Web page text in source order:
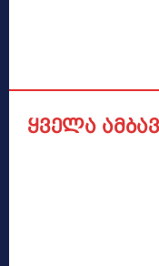
ყველა